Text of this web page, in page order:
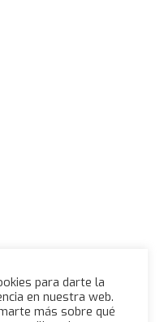
para darte la
en nuestra web.
más sobre qué